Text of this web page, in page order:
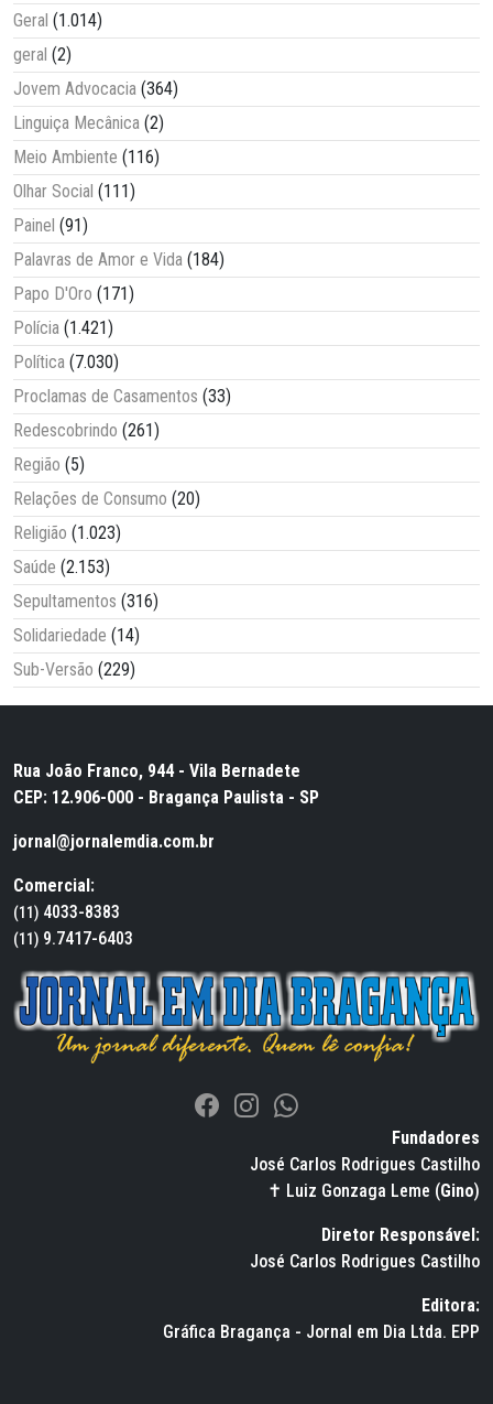
Geral (1.014)
geral (2)
Jovem Advocacia (364)
Linguiça Mecânica (2)
Meio Ambiente (116)
Olhar Social (111)
Painel (91)
Palavras de Amor e Vida (184)
Papo D'Oro (171)
Polícia (1.421)
Política (7.030)
Proclamas de Casamentos (33)
Redescobrindo (261)
Região (5)
Relações de Consumo (20)
Religião (1.023)
Saúde (2.153)
Sepultamentos (316)
Solidariedade (14)
Sub-Versão (229)
Rua João Franco, 944 - Vila Bernadete
CEP: 12.906-000 - Bragança Paulista - SP
jornal@jornalemdia.com.br
Comercial:
(11) 4033-8383
(11) 9.7417-6403
Fundadores
José Carlos Rodrigues Castilho
✝ Luiz Gonzaga Leme (Gino)
Diretor Responsável:
José Carlos Rodrigues Castilho
Editora:
Gráfica Bragança - Jornal em Dia Ltda. EPP